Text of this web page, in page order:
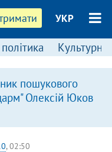
УКР
Культурні
пошукового
Олексій Юков
, 02:50